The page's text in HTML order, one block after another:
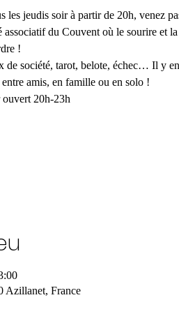
les jeudis soir à partir de 20h, venez
associatif du Couvent où le sourire et
!
de société, tarot, belote, échec… Il y
amis, en famille ou en solo !
ouvert 20h-23h
Azillanet, France